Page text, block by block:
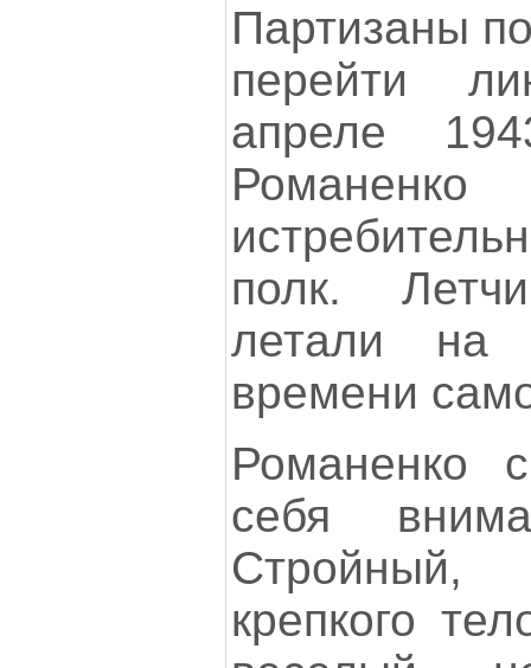
Партизаны
перейти
апреле
полк.
летали на
времени
Романенко
себя
крепкого